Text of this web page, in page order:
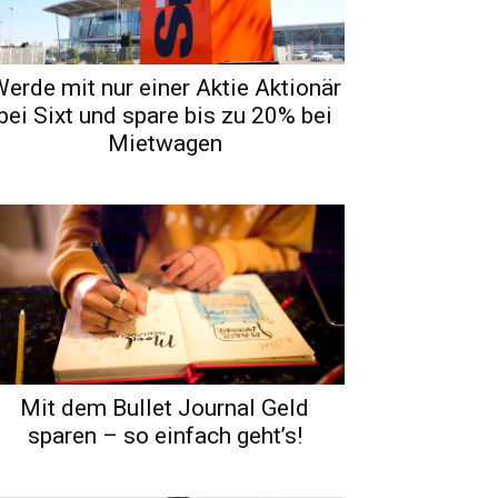
mit nur einer Aktie Aktionär
Sixt und spare bis zu 20% bei
Mietwagen
Mit dem Bullet Journal Geld
sparen – so einfach geht’s!